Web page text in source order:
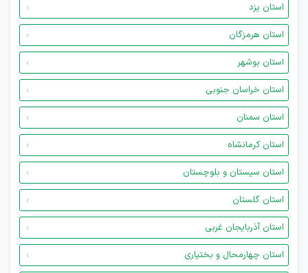
استان یزد
استان هرمزگان
استان بوشهر
استان خراسان جنوبی
استان سمنان
استان کرمانشاه
استان سیستان و بلوچستان
استان گلستان
استان آذربایجان غربی
استان چهارمحال و بختیاری